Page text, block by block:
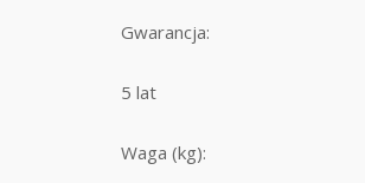
Gwarancja:
5 lat
Waga (kg):